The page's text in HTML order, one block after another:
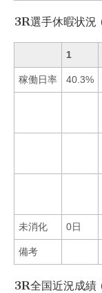
3R選手休暇状
1
稼働日率 40.3%
未消化 0日
備考
3R全国近況成